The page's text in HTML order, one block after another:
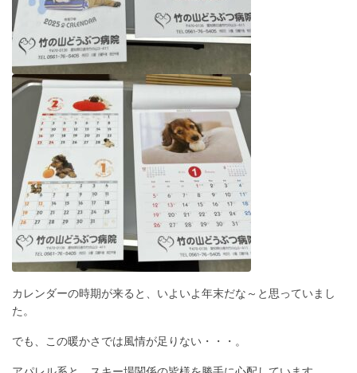
カレンダーの時期が来ると、いよいよ年末だな～と思っていまし
た。
でも、この暖かさでは風情が足りない・・・。